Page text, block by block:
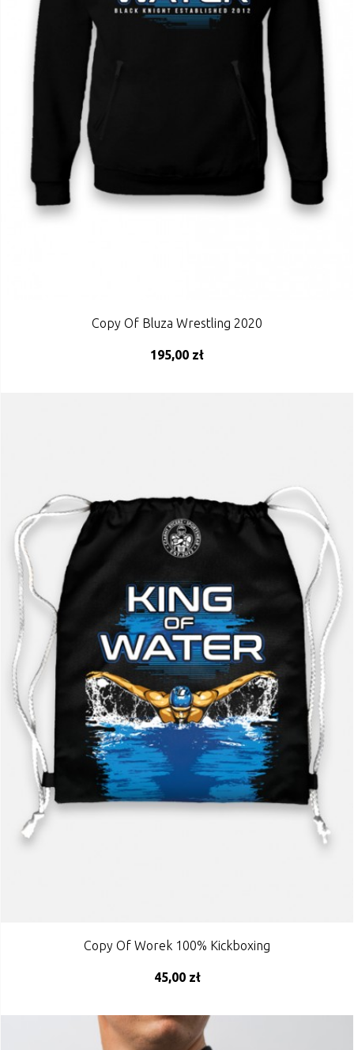
Copy Of Bluza Wrestling 2020
195,00 zł
Copy Of Worek 100% Kickboxing
45,00 zł